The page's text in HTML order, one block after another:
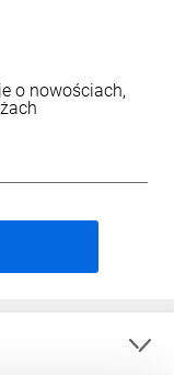
o nowościach,